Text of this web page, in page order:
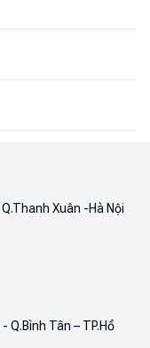
Xuân -Hà Nội
Q.Bình Tân – TP.Hồ